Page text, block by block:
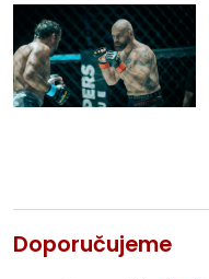
Doporučujeme